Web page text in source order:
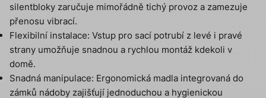
silentbloky zaručuje mimořádně tichý provoz a zamezuje
přenosu vibrací.
Flexibilní instalace: Vstup pro sací potrubí z levé i pravé
strany umožňuje snadnou a rychlou montáž kdekoli v
domě.
Snadná manipulace: Ergonomická madla integrovaná do
zámků nádoby zajišťují jednoduchou a hygienickou